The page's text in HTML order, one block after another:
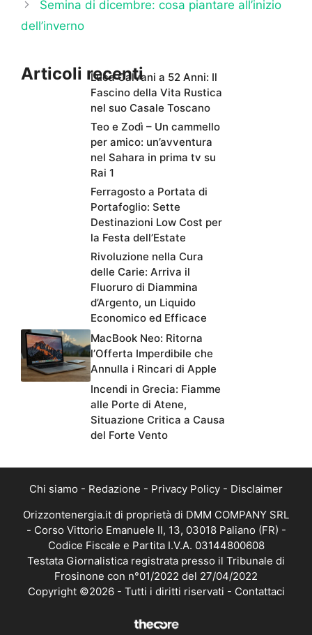
Semina di dicembre: cosa piantare all’inizio
dell’inverno
Articoli recentiLuca Calvani a 52 Anni: Il
Fascino della Vita Rustica
nel suo Casale Toscano
Teo e Zodì – Un cammello
per amico: un’avventura
nel Sahara in prima tv su
Rai 1
Ferragosto a Portata di
Portafoglio: Sette
Destinazioni Low Cost per
la Festa dell’Estate
Rivoluzione nella Cura
delle Carie: Arriva il
Fluoruro di Diammina
d’Argento, un Liquido
Economico ed Efficace
MacBook Neo: Ritorna
l’Offerta Imperdibile che
Annulla i Rincari di Apple
Incendi in Grecia: Fiamme
alle Porte di Atene,
Situazione Critica a Causa
del Forte Vento
Chi siamo - Redazione - Privacy Policy - Disclaimer
Orizzontenergia.it di proprietà di DMM COMPANY SRL
- Corso Vittorio Emanuele II, 13, 03018 Paliano (FR) -
Codice Fiscale e Partita I.V.A. 03144800608
Testata Giornalistica registrata presso il Tribunale di
Frosinone con n°01/2022 del 27/04/2022
Copyright ©2026 - Tutti i diritti riservati - Contattaci